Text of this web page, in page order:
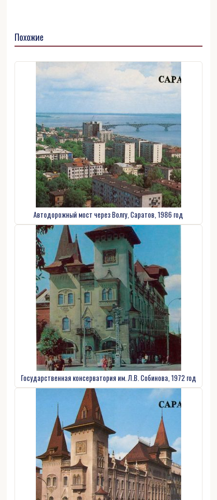
Похожие
Автодорожный мост через Волгу, Саратов, 1986 год
Государственная консерватория им. Л.В. Собинова, 1972 год